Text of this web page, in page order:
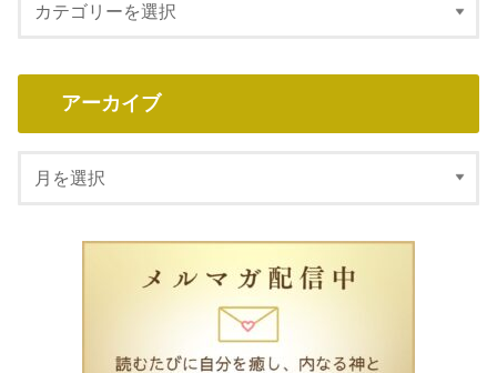
アーカイブ